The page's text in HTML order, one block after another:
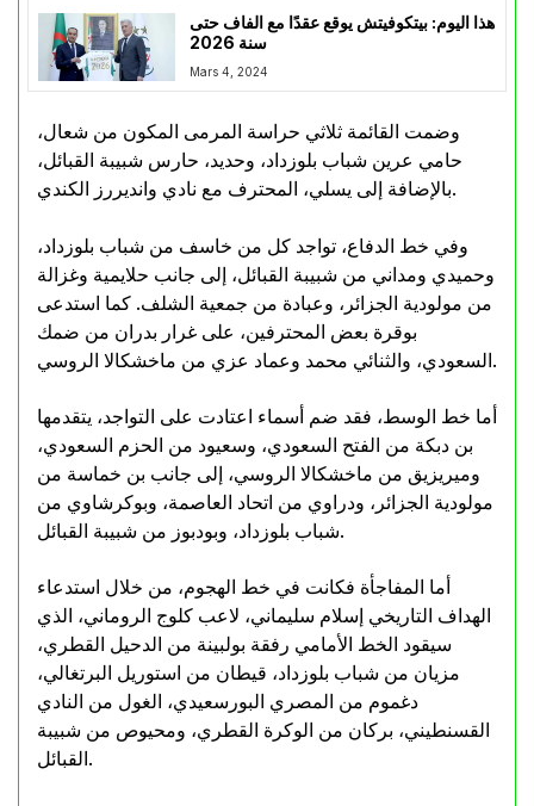
هذا اليوم: بيتكوفيتش يوقع عقدًا مع الفاف حتى
سنة 2026
Mars 4, 2024
وضمت القائمة ثلاثي حراسة المرمى المكون من شعال،
حامي عرين شباب بلوزداد، وحديد، حارس شبيبة القبائل،
بالإضافة إلى يسلي، المحترف مع نادي وانديررز الكندي.
وفي خط الدفاع، تواجد كل من خاسف من شباب بلوزداد،
وحميدي ومداني من شبيبة القبائل، إلى جانب حلايمية وغزالة
من مولودية الجزائر، وعبادة من جمعية الشلف. كما استدعى
بوقرة بعض المحترفين، على غرار بدران من ضمك
السعودي، والثنائي محمد وعماد عزي من ماخشكالا الروسي.
أما خط الوسط، فقد ضم أسماء اعتادت على التواجد، يتقدمها
بن دبكة من الفتح السعودي، وسعيود من الحزم السعودي،
وميريزيق من ماخشكالا الروسي، إلى جانب بن خماسة من
مولودية الجزائر، ودراوي من اتحاد العاصمة، وبوكرشاوي من
شباب بلوزداد، وبودبوز من شبيبة القبائل.
أما المفاجأة فكانت في خط الهجوم، من خلال استدعاء
الهداف التاريخي إسلام سليماني، لاعب كلوج الروماني، الذي
سيقود الخط الأمامي رفقة بولبينة من الدحيل القطري،
مزيان من شباب بلوزداد، قيطان من استوريل البرتغالي،
دغموم من المصري البورسعيدي، الغول من النادي
القسنطيني، بركان من الوكرة القطري، ومحيوص من شبيبة
القبائل.